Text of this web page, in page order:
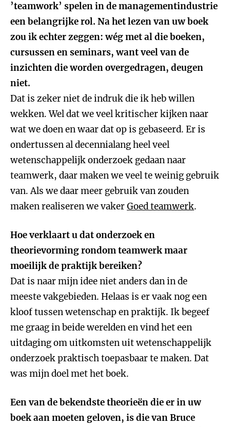
’teamwork’ spelen in de managementindustrie
een belangrijke rol. Na het lezen van uw boek
zou ik echter zeggen: wég met al die boeken,
cursussen en seminars, want veel van de
inzichten die worden overgedragen, deugen
niet.
Dat is zeker niet de indruk die ik heb willen
wekken. Wel dat we veel kritischer kijken naar
wat we doen en waar dat op is gebaseerd. Er is
ondertussen al decennialang heel veel
wetenschappelijk onderzoek gedaan naar
teamwerk, daar maken we veel te weinig gebruik
van. Als we daar meer gebruik van zouden
maken realiseren we vakerGoed teamwerk.
Hoe verklaart u dat onderzoek en
theorievorming rondom teamwerk maar
moeilijk de praktijk bereiken?
Dat is naar mijn idee niet anders dan in de
meeste vakgebieden. Helaas is er vaak nog een
kloof tussen wetenschap en praktijk. Ik begeef
me graag in beide werelden en vind het een
uitdaging om uitkomsten uit wetenschappelijk
onderzoek praktisch toepasbaar te maken. Dat
was mijn doel met het boek.
Een van de bekendste theorieën die er in uw
boek aan moeten geloven, is die van Bruce